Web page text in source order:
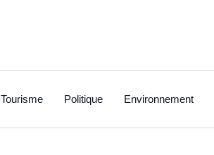
Tourisme Politique Environnement